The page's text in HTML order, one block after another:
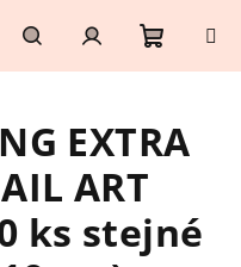
HledatPřihlášení
košík
EXTRA
ART
ks stejné